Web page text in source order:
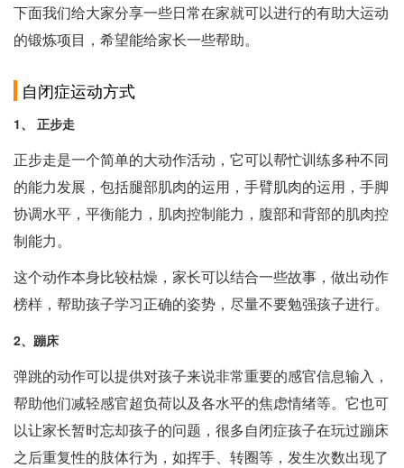
下面我们给大家分享一些日常在家就可以进行的有助大运动
的锻炼项目，希望能给家长一些帮助。
自闭症运动方式
1、 正步走
正步走是一个简单的大动作活动，它可以帮忙训练多种不同
的能力发展，包括腿部肌肉的运用，手臂肌肉的运用，手脚
协调水平，平衡能力，肌肉控制能力，腹部和背部的肌肉控
制能力。
这个动作本身比较枯燥，家长可以结合一些故事，做出动作
榜样，帮助孩子学习正确的姿势，尽量不要勉强孩子进行。
2、蹦床
弹跳的动作可以提供对孩子来说非常重要的感官信息输入，
帮助他们减轻感官超负荷以及各水平的焦虑情绪等。它也可
以让家长暂时忘却孩子的问题，很多自闭症孩子在玩过蹦床
之后重复性的肢体行为，如挥手、转圈等，发生次数出现了